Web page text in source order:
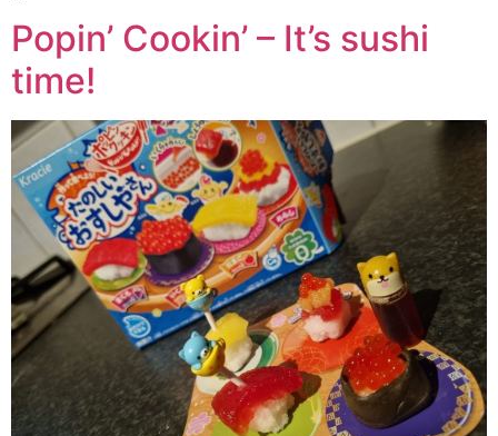
Popin’ Cookin’ – It’s sushi
time!